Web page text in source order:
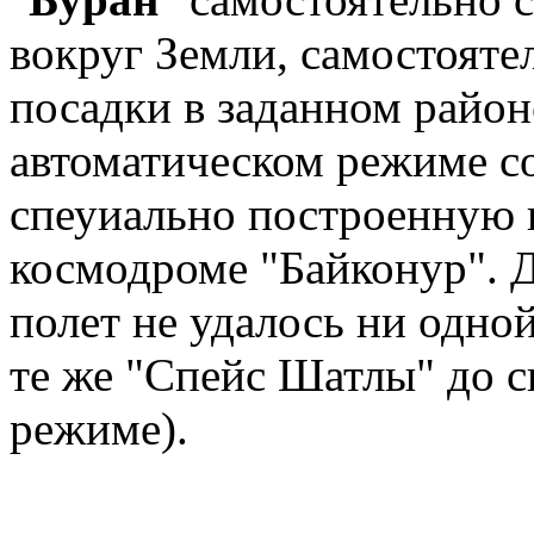
вокруг Земли,
посадки в заданном
автоматическом режиме
спеуиально
космодроме "Байконур".
полет не удалось ни
те же "Спейс Шатлы" до
режиме).